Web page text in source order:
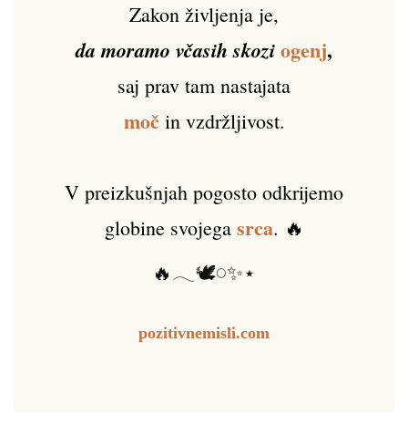
Zakon življenja je,
da moramo včasih skoziogenj,
saj prav tam nastajata
močin vzdržljivost.
V preizkušnjah pogosto odkrijemo
globine svojega srca. 🔥
🔥𓂃🕊️𓏸✨⋆
pozitivnemisli.com